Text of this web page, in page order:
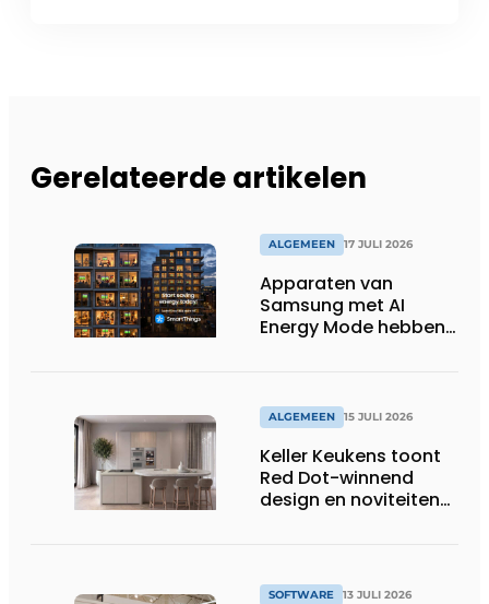
Gerelateerde artikelen
ALGEMEEN 17 JULI 2026
Apparaten van
Samsung met AI
Energy Mode hebben
huishoudens, wat
overeenkomt met het
wassen van 22.023.110
voetbalshirts
ALGEMEEN 15 JULI 2026
Keller Keukens toont
Red Dot-winnend
design en noviteiten
SOFTWARE 13 JULI 2026